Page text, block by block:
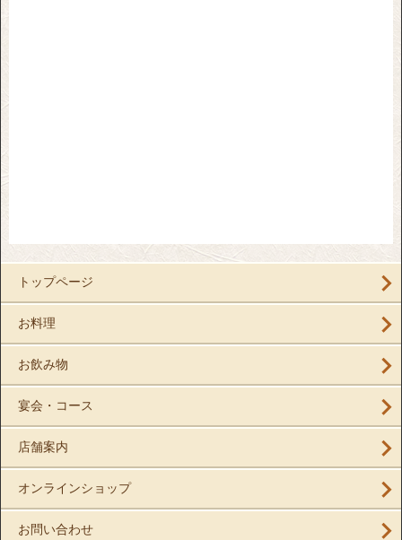
トップページ
お料理
お飲み物
宴会・コース
店舗案内
オンラインショップ
お問い合わせ